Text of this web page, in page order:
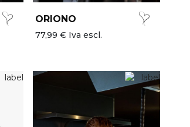
ORIONO
77,99 € Iva escl.